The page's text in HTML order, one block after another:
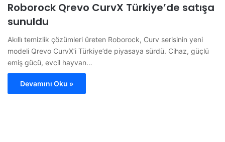
Roborock Qrevo CurvX Türkiye’de satışa
sunuldu
Akıllı temizlik çözümleri üreten Roborock, Curv serisinin yeni
modeli Qrevo CurvX’i Türkiye’de piyasaya sürdü. Cihaz, güçlü
emiş gücü, evcil hayvan…
Devamını Oku »